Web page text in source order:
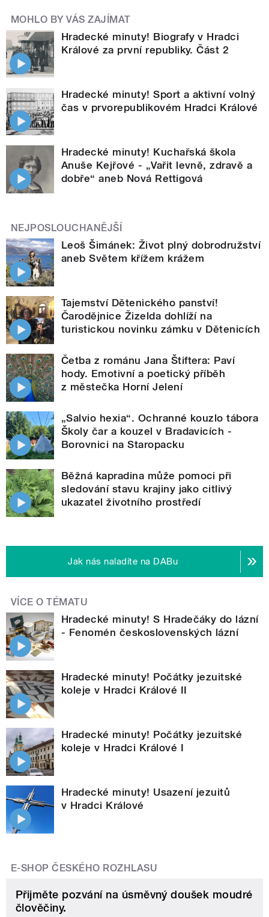
MOHLO BY VÁS ZAJÍMAT
Hradecké minuty! Biografy v Hradci
Králové za první republiky. Část 2
Hradecké minuty! Sport a aktivní volný
čas v prvorepublikovém Hradci Králové
Hradecké minuty! Kuchařská škola
Anuše Kejřové - „Vařit levně, zdravě a
dobře“ aneb Nová Rettigová
NEJPOSLOUCHANĚJŠÍ
Leoš Šimánek: Život plný dobrodružství
aneb Světem křížem krážem
Tajemství Dětenického panství!
Čarodějnice Žizelda dohlíží na
turistickou novinku zámku v Dětenicích
Četba z románu Jana Štiftera: Paví
hody. Emotivní a poetický příběh
z městečka Horní Jelení
„Salvio hexia“. Ochranné kouzlo tábora
Školy čar a kouzel v Bradavicích -
Borovnici na Staropacku
Běžná kapradina může pomoci při
sledování stavu krajiny jako citlivý
ukazatel životního prostředí
Jak nás naladíte na DABu
VÍCE O TÉMATU
Hradecké minuty! S Hradečáky do lázní
- Fenomén československých lázní
Hradecké minuty! Počátky jezuitské
koleje v Hradci Králové II
Hradecké minuty! Počátky jezuitské
koleje v Hradci Králové I
Hradecké minuty! Usazení jezuitů
v Hradci Králové
E-SHOP ČESKÉHO ROZHLASU
Přijměte pozvání na úsměvný doušek moudré
člověčiny.